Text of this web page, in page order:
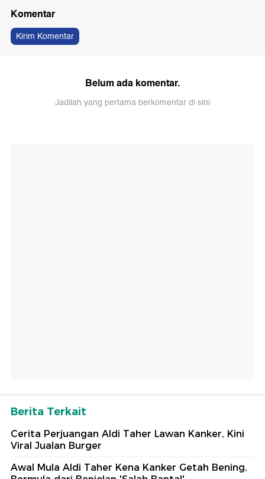
Komentar
Kirim Komentar
Belum ada komentar.
Jadilah yang pertama berkomentar di sini
Berita Terkait
Cerita Perjuangan Aldi Taher Lawan Kanker, Kini
Viral Jualan Burger
Awal Mula Aldi Taher Kena Kanker Getah Bening,